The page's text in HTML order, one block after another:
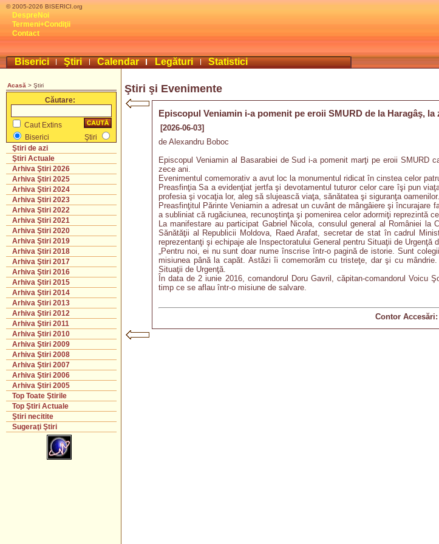
© 2005-2026 BISERICI.org
DespreNoi
Termeni+Condiţii
Contact
Biserici Ştiri Calendar Legături Statistici
Acasă > Ştiri
Căutare:
Caut Extins
Biserici
Ştiri
Ştiri de azi
Ştiri Actuale
Arhiva Ştiri 2026
Arhiva Ştiri 2025
Arhiva Ştiri 2024
Arhiva Ştiri 2023
Arhiva Ştiri 2022
Arhiva Ştiri 2021
Arhiva Ştiri 2020
Arhiva Ştiri 2019
Arhiva Ştiri 2018
Arhiva Ştiri 2017
Arhiva Ştiri 2016
Arhiva Ştiri 2015
Arhiva Ştiri 2014
Arhiva Ştiri 2013
Arhiva Ştiri 2012
Arhiva Ştiri 2011
Arhiva Ştiri 2010
Arhiva Ştiri 2009
Arhiva Ştiri 2008
Arhiva Ştiri 2007
Arhiva Ştiri 2006
Arhiva Ştiri 2005
Top Toate Ştirile
Top Ştiri Actuale
Ştiri necitite
Sugeraţi Ştiri
Ştiri şi Evenimente
Episcopul Veniamin i-a pomenit pe eroii SMURD de la Haragâş,
[2026-06-03]
de Alexandru Boboc
Episcopul Veniamin al Basarabiei de Sud i-a pomenit marţi pe eroii
zece ani.
Evenimentul comemorativ a avut loc la monumentul ridicat în cinstea celor
Preasfinţia Sa a evidenţiat jertfa şi devotamentul tuturor celor care îşi pun
profesia şi vocaţia lor, aleg să slujească viaţa, sănătatea şi siguranţa oamenilor.
Preasfinţitul Părinte Veniamin a adresat un cuvânt de mângâiere şi încurajare
a subliniat că rugăciunea, recunoştinţa şi pomenirea celor adormiţi reprezintă
La manifestare au participat Gabriel Nicola, consulul general al României la
Sănătăţii al Republicii Moldova, Raed Arafat, secretar de stat în cadrul
reprezentanţi şi echipaje ale Inspectoratului General pentru Situaţii de Urgenţă
„Pentru noi, ei nu sunt doar nume înscrise într-o pagină de istorie. Sunt
misiunea până la capăt. Astăzi îi comemorăm cu tristeţe, dar şi cu
Situaţii de Urgenţă.
În data de 2 iunie 2016, comandorul Doru Gavril, căpitan-comandorul
timp ce se aflau într-o misiune de salvare.
Contor Accesări: